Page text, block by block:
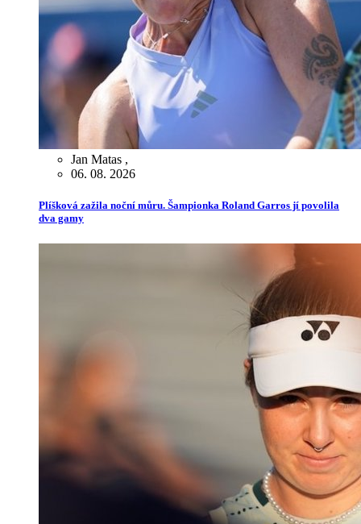
Jan Matas ,
06. 08. 2026
Plíšková zažila noční můru. Šampionka Roland Garros jí povolila
dva gamy